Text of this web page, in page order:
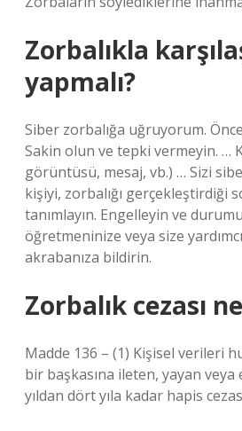
Zorbalıkla
yapmalı?
Siber zorbalığa uğruyorum.
Sakin olun ve tepki vermeyin. …
görüntüsü, mesaj, vb.) … Sizi
kişiyi, zorbalığı gerçekleştirdiği
tanımlayın. Engelleyin ve
öğretmeninize veya size
akrabanıza bildirin.
Zorbalık cezası
Madde 136 – (1) Kişisel verileri
bir başkasına ileten, yayan
yıldan dört yıla kadar hapis